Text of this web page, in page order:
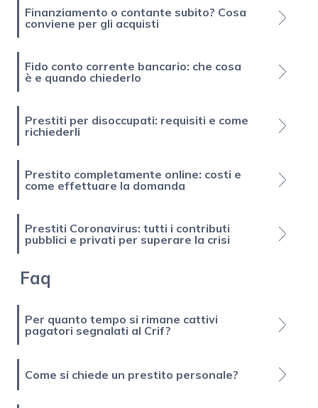
Finanziamento o contante subito? Cosa
conviene per gli acquisti
Fido conto corrente bancario: che cosa
è e quando chiederlo
Prestiti per disoccupati: requisiti e come
richiederli
Prestito completamente online: costi e
come effettuare la domanda
Prestiti Coronavirus: tutti i contributi
pubblici e privati per superare la crisi
Faq
Per quanto tempo si rimane cattivi
pagatori segnalati al Crif?
Come si chiede un prestito personale?